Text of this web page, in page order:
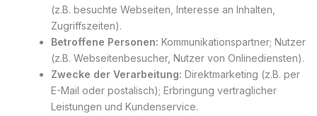
(z.B. besuchte Webseiten, Interesse an Inhalten,
Zugriffszeiten).
Betroffene Personen: Kommunikationspartner; Nutzer
(z.B. Webseitenbesucher, Nutzer von Onlinediensten).
Zwecke der Verarbeitung: Direktmarketing (z.B. per
E-Mail oder postalisch); Erbringung vertraglicher
Leistungen und Kundenservice.